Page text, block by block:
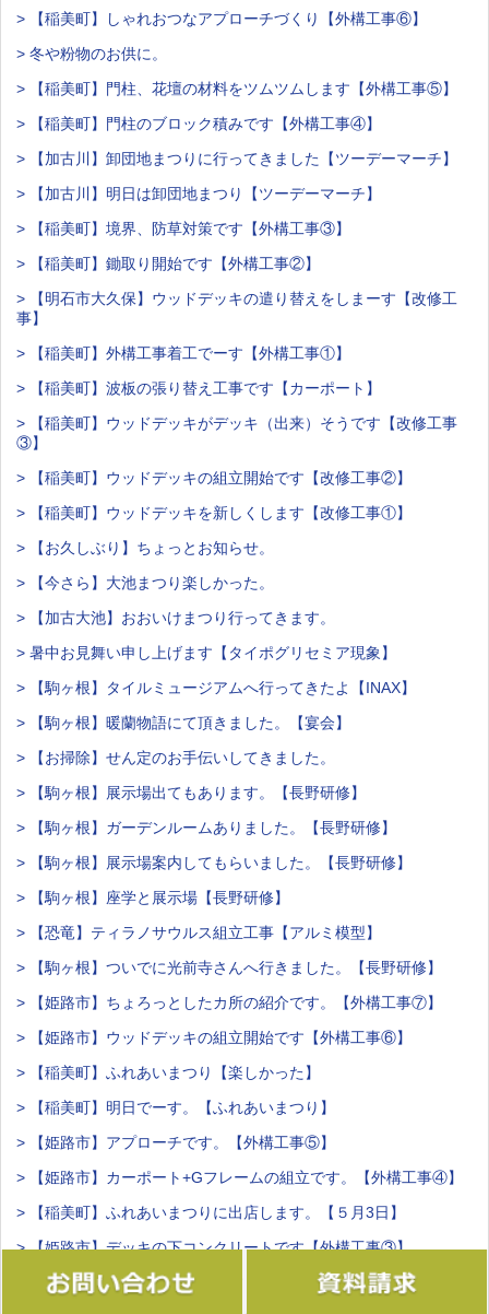
> 【稲美町】しゃれおつなアプローチづくり【外構工事⑥】
> 冬や粉物のお供に。
> 【稲美町】門柱、花壇の材料をツムツムします【外構工事⑤】
> 【稲美町】門柱のブロック積みです【外構工事④】
> 【加古川】卸団地まつりに行ってきました【ツーデーマーチ】
> 【加古川】明日は卸団地まつり【ツーデーマーチ】
> 【稲美町】境界、防草対策です【外構工事③】
> 【稲美町】鋤取り開始です【外構工事②】
> 【明石市大久保】ウッドデッキの遣り替えをしまーす【改修工
事】
> 【稲美町】外構工事着工でーす【外構工事①】
> 【稲美町】波板の張り替え工事です【カーポート】
> 【稲美町】ウッドデッキがデッキ（出来）そうです【改修工事
③】
> 【稲美町】ウッドデッキの組立開始です【改修工事②】
> 【稲美町】ウッドデッキを新しくします【改修工事①】
> 【お久しぶり】ちょっとお知らせ。
> 【今さら】大池まつり楽しかった。
> 【加古大池】おおいけまつり行ってきます。
> 暑中お見舞い申し上げます【タイポグリセミア現象】
> 【駒ヶ根】タイルミュージアムへ行ってきたよ【INAX】
> 【駒ヶ根】暖蘭物語にて頂きました。【宴会】
> 【お掃除】せん定のお手伝いしてきました。
> 【駒ヶ根】展示場出てもあります。【長野研修】
> 【駒ヶ根】ガーデンルームありました。【長野研修】
> 【駒ヶ根】展示場案内してもらいました。【長野研修】
> 【駒ヶ根】座学と展示場【長野研修】
> 【恐竜】ティラノサウルス組立工事【アルミ模型】
> 【駒ヶ根】ついでに光前寺さんへ行きました。【長野研修】
> 【姫路市】ちょろっとしたカ所の紹介です。【外構工事⑦】
> 【姫路市】ウッドデッキの組立開始です【外構工事⑥】
> 【稲美町】ふれあいまつり【楽しかった】
> 【稲美町】明日でーす。【ふれあいまつり】
> 【姫路市】アプローチです。【外構工事⑤】
> 【姫路市】カーポート+Gフレームの組立です。【外構工事④】
> 【稲美町】ふれあいまつりに出店します。【５月3日】
> 【姫路市】デッキの下コンクリートです【外構工事③】
> 【姫路市】ブロック積みまーす！【外構工事②】